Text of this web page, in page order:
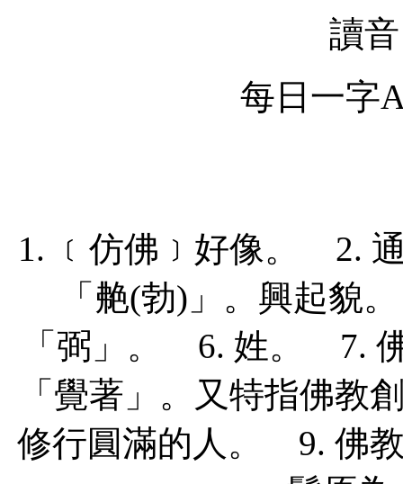
讀
每日一字
1. ﹝仿佛﹞好像。 2.
「艴(勃)」。興起
「弼」。 6. 姓。 7.
「覺著」。又特指佛
修行圓滿的人。 9. 佛